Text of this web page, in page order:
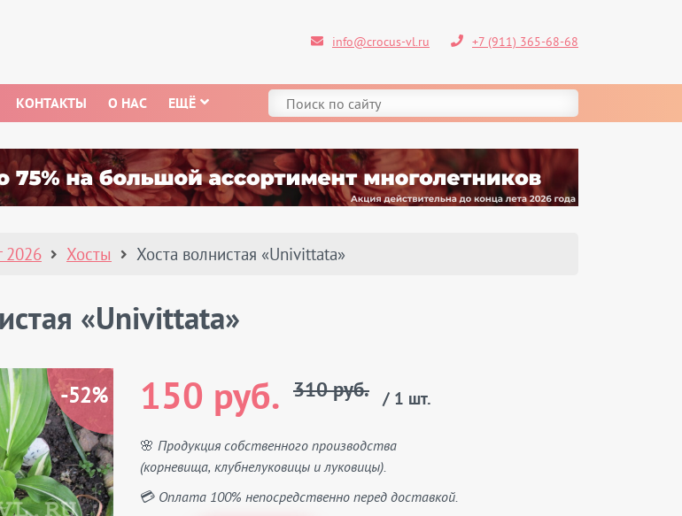
info@crocus-vl.ru +7 (911) 365-68-68
КОНТАКТЫ О НАС ЕЩЁ
2026 Хосты Хоста волнистая «Univittata»
«Univittata»
-52% 150 руб. 310 руб. / 1 шт.
🌸 Продукция собственного производства
(корневища, клубнелуковицы и луковицы).
💳 Оплата 100% непосредственно перед доставкой.